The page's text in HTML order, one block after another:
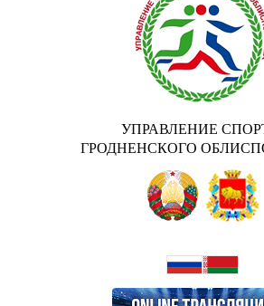
УПРАВЛЕНИЕ
ГРОДНЕНСКОГО